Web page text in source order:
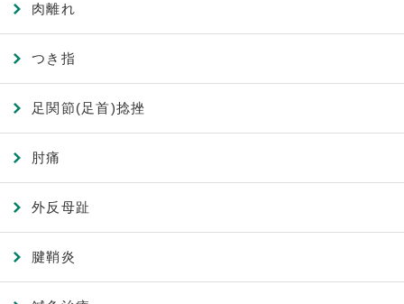
肉離れ
つき指
足関節(足首)捻挫
肘痛
外反母趾
腱鞘炎